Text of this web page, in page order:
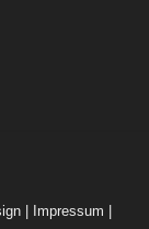
| Impressum